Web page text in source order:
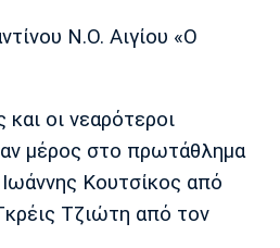
Ν.Ο. Αιγίου «Ο
οι νεαρότεροι
μέρος στο πρωτάθλημα
Ιωάννης Κουτσίκος από
Τζιώτη από τον